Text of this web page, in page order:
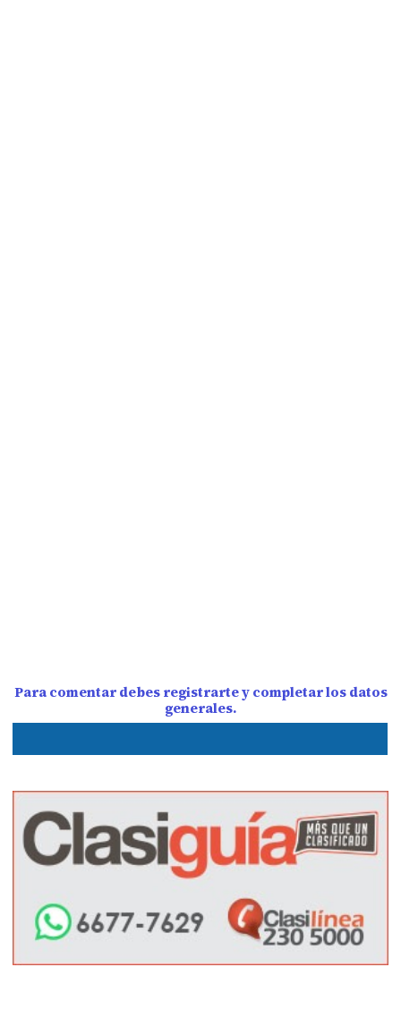
Para comentar debes registrarte y completar los datos
generales.